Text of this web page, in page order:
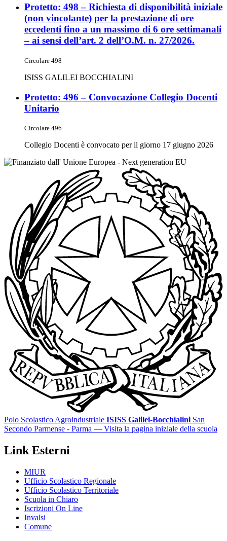
Protetto: 498 – Richiesta di disponibilità iniziale
(non vincolante) per la prestazione di ore
eccedenti fino a un massimo di 6 ore settimanali
– ai sensi dell’art. 2 dell’O.M. n. 27/2026.
Circolare 498
ISISS GALILEI BOCCHIALINI
Protetto: 496 – Convocazione Collegio Docenti
Unitario
Circolare 496
Collegio Docenti è convocato per il giorno 17 giugno 2026
Polo Scolastico Agroindustriale ISISS Galilei-Bocchialini San
Secondo Parmense - Parma — Visita la pagina iniziale della scuola
Link Esterni
MIUR
Ufficio Scolastico Regionale
Ufficio Scolastico Territoriale
Scuola in Chiaro
Iscrizioni On Line
Invalsi
Comune